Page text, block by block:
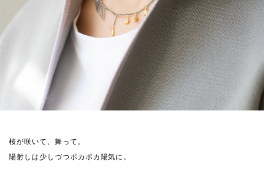
桜が咲いて、舞って。
陽射しは少しづつポカポカ陽気に。